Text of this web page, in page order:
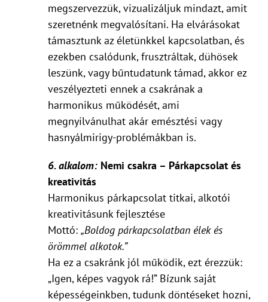
megszervezzük, vizualizáljuk mindazt, amit
szeretnénk megvalósítani. Ha elvárásokat
támasztunk az életünkkel kapcsolatban, és
ezekben csalódunk, frusztráltak, dühösek
leszünk, vagy bűntudatunk támad, akkor ez
veszélyezteti ennek a csakrának a
harmonikus működését, ami
megnyilvánulhat akár emésztési vagy
hasnyálmirigy-problémákban is.
6. alkalom:Nemi csakra – Párkapcsolat és
kreativitás
Harmonikus párkapcsolat titkai, alkotói
kreativitásunk fejlesztése
Mottó: „Boldog párkapcsolatban élek és
örömmel alkotok.”
Ha ez a csakránk jól működik, ezt érezzük:
„Igen, képes vagyok rá!” Bízunk saját
képességeinkben, tudunk döntéseket hozni,